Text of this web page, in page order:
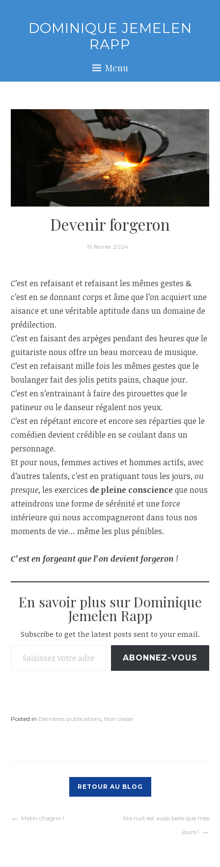
DOMINIQUE JEMELEN
RAPP
Menu
Devenir forgeron
19 février 2024
C’est en refaisant et refaisant les mêmes gestes &
c’est en se donnant corps et âme que l’on acquiert une
aisance et une véritable aptitude dans un domaine de
prédilection.
C’est en faisant des arpèges pendant des heures que le
guitariste nous offre un beau morceau de musique.
C’est en refaisant mille fois les mêmes gestes que le
boulanger fait des jolis petits pains, chaque jour.
C’est en s’entrainant à faire des pirouettes que le
patineur ou le danseur régalent nos yeux.
C’est en répétant encore et encore ses réparties que le
comédien devient crédible en se coulant dans un
personnage.
Et pour nous, femmes actives et hommes actifs, avec
d’autres talents, c’est en pratiquant tous les jours,ou
presque, les exercices de pleine conscienceque nous
atteindrons une forme de sérénité et une force
intérieure qui nous accompagneront dans tous nos
moments de vie… même les plus pénibles.
C’est en forgeant que l’on devient forgeron !
En savoir plus sur Dominique
Jemelen Rapp
Subscribe to get the latest posts sent to your email.
ABONNEZ-VOUS
Posted in Dernières publications Non classé
RETOUR AU BLOG
Navigation
Matin chagrin !
Ma nuit est aussi belle que mes
jours !